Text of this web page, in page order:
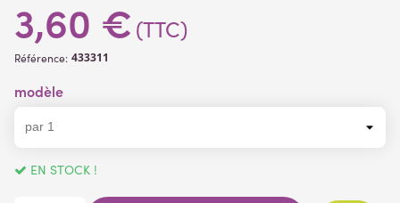
3,60 € (TTC)
Référence: 433311
modèle
EN STOCK !